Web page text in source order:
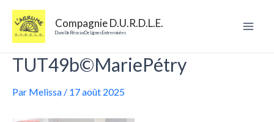
contenu
Compagnie D.U.R.D.L.E.
Dans Un Réseau De Lignes Entreroisées
TUT49b©MariePétry
Par Melissa / 17 août 2025